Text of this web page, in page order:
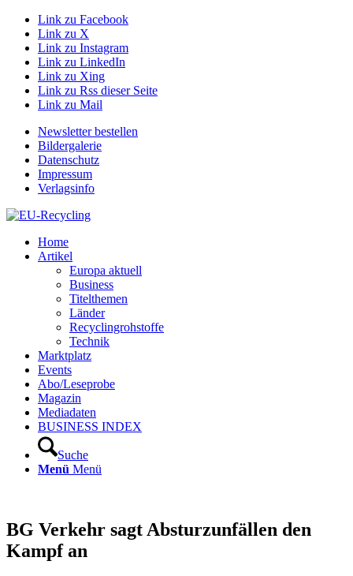
Link zu Facebook
Link zu X
Link zu Instagram
Link zu LinkedIn
Link zu Xing
Link zu Rss dieser Seite
Link zu Mail
Newsletter bestellen
Bildergalerie
Datenschutz
Impressum
Verlagsinfo
Home
Artikel
Europa aktuell
Business
Titelthemen
Länder
Recyclingrohstoffe
Technik
Marktplatz
Events
Abo/Leseprobe
Magazin
Mediadaten
BUSINESS INDEX
Suche
Menü Menü
BG Verkehr sagt Absturzunfällen den
Kampf an